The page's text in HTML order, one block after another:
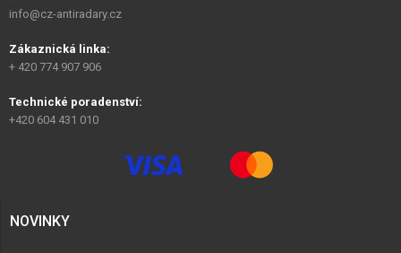
info@cz-antiradary.cz
Zákaznická linka:
+ 420 774 907 906
Technické poradenství:
+420 604 431 010
NOVINKY